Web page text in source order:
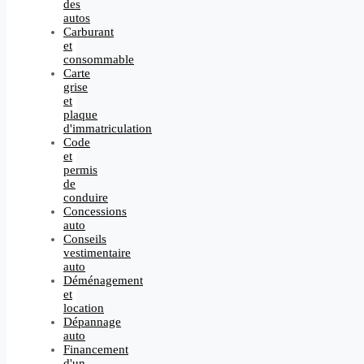
des
autos
Carburant
et
consommable
Carte
grise
et
plaque
d'immatriculation
Code
et
permis
de
conduire
Concessions
auto
Conseils
vestimentaire
auto
Déménagement
et
location
Dépannage
auto
Financement